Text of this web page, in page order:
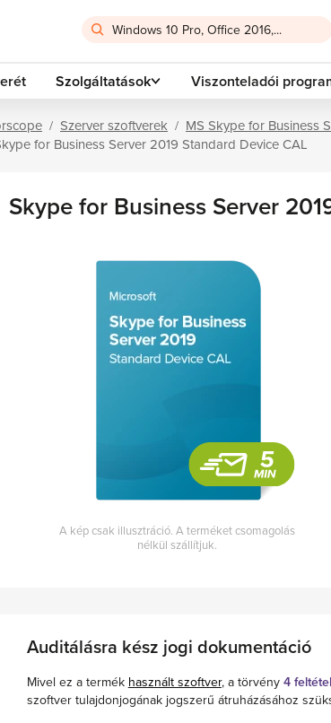
Szolgáltatások Viszonteladói
Szerver szoftverek MS Skype for Business
for Business Server 2019 Standard Device CAL
Skype for Business Server
A kép csak illusztráció. A terméket csomagolás
nélkül szállítjuk.
Auditálásra kész jogi dokumentáció
Mivel ez a termék használt szoftver, a törvény 4
szoftver tulajdonjogának jogszerű átruházásához